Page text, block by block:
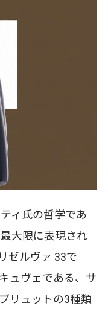
ィ氏の哲学であ
大限に表現され
ゼルヴァ 33で
ュヴェである、サ
リュットの3種類